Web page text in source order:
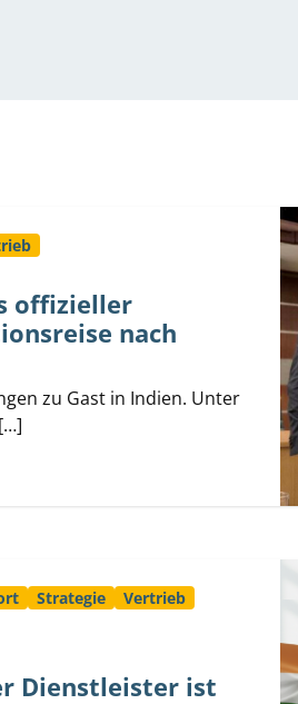
offizieller
nach
zu Gast in Indien. Unter
Strategie
Vertrieb
Dienstleister ist